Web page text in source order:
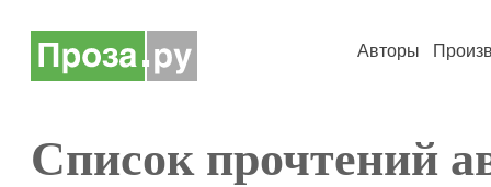
Авторы
Список прочтений